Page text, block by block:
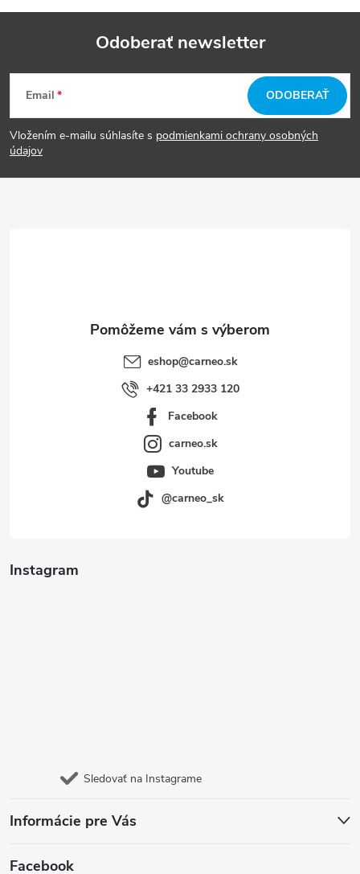
Z
á
p
Odoberať newsletter
Email
Vložením e-mailu súhlasíte s podmienkami ochrany osobných
údajov
ODOBERAŤ
Instagram
Sledovať na Instagrame
Informácie pre Vás
eshop@carneo.sk
+421 33 2933 120
Facebook
carneo.sk
Youtube
@carneo_sk
Facebook